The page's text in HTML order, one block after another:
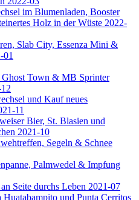
im Blumenladen, Booster
Holz in der Wüste 2022-
Slab City, Essenza Mini &
01
Town & MB Sprinter
und Kauf neues
11
Bier, St. Blasien und
2021-10
Segeln & Schnee
Palmwedel & Impfung
Seite durchs Leben 2021-07
und Punta Cerritos